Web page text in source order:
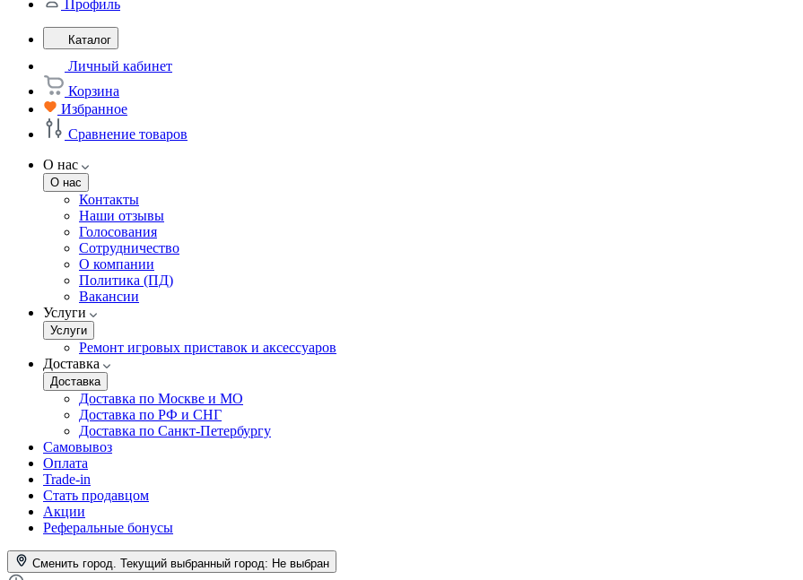
Профиль
Каталог
Личный кабинет
Корзина
Избранное
Сравнение товаров
О нас
О нас
Контакты
Наши отзывы
Голосования
Сотрудничество
О компании
Политика (ПД)
Вакансии
Услуги
Услуги
Ремонт игровых приставок и аксессуаров
Доставка
Доставка
Доставка по Москве и МО
Доставка по РФ и СНГ
Доставка по Санкт-Петербургу
Самовывоз
Оплата
Trade-in
Стать продавцом
Акции
Реферальные бонусы
Сменить город. Текущий выбранный город: Не выбран